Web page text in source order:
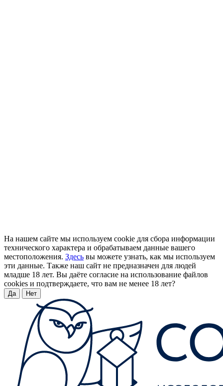
На нашем сайте мы используем cookie для сбора информации
технического характера и обрабатываем данные вашего
местоположения. Здесь вы можете узнать, как мы используем
эти данные. Также наш сайт не предназначен для людей
младше 18 лет. Вы даёте согласие на использование файлов
cookies и подтверждаете, что вам не менее 18 лет?
Да Нет